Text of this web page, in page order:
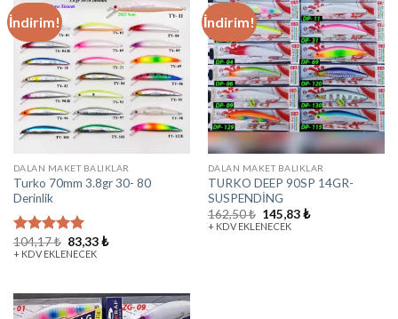
İndirim!
DALAN MAKET BALIKLAR
Turko 70mm 3.8gr 30- 80
Derinlik
5 üzerinden
5.00oy aldı
104,17₺ 83,33₺
+ KDV EKLENECEK
İndirim!
DALAN MAKET BALIKLAR
TURKO DEEP 90SP 14GR-
SUSPENDİNG
162,50₺ 145,83₺
+ KDV EKLENECEK